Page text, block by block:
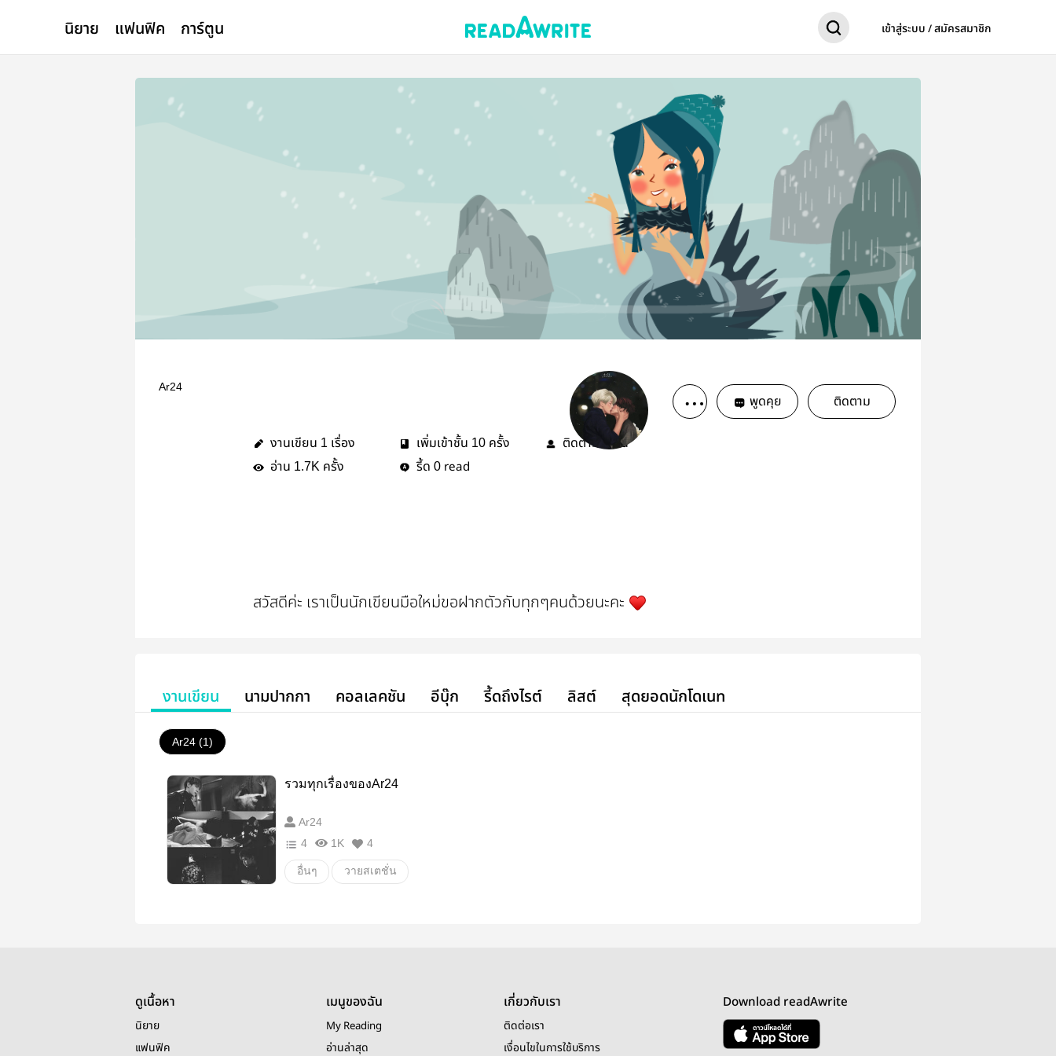
นิยาย แฟนฟิค การ์ตูน เข้าสู่ระบบ / สมัครสมาชิก
Ar24
พูดคุย ติดตาม
งานเขียน 1 เรื่อง เพิ่มเข้าชั้น 10 ครั้ง ติดตาม คน
อ่าน 1.7K ครั้ง รี้ด 0 read
สวัสดีค่ะ เราเป็นนักเขียนมือใหม่ขอฝากตัวกับทุกๆคนด้วยนะคะ
งานเขียน นามปากกา คอลเลคชัน อีบุ๊ก รี้ดถึงไรต์ ลิสต์ สุดยอดนักโดเนท
Ar24 (1)
รวมทุกเรื่องของAr24
Ar24
4
1K 4
อื่นๆ วายสเตชั่น
ดูเนื้อหา
นิยาย
แฟนฟิค
เมนูของฉัน
My Reading
อ่านล่าสุด
เกี่ยวกับเรา
ติดต่อเรา
เงื่อนไขในการใช้บริการ
Download readAwrite